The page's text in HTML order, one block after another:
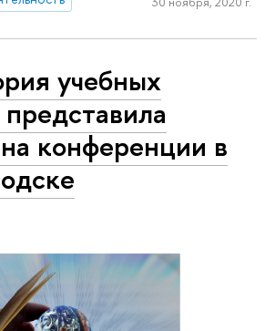
учебных
конференции в